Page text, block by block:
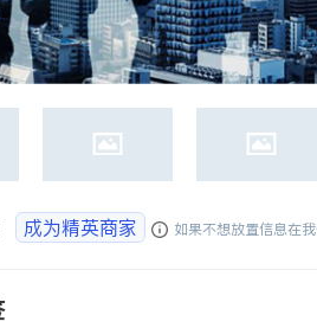
成为精英商家 如果不想放置信息在